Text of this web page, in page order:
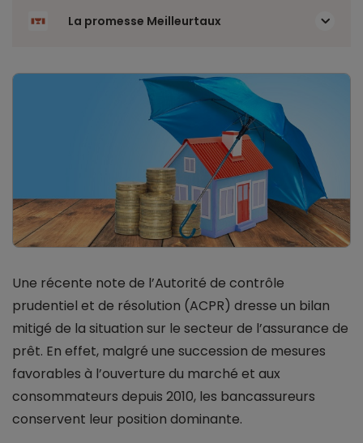
La promesse Meilleurtaux
Une récente note de l’Autorité de contrôle
prudentiel et de résolution (ACPR) dresse un bilan
mitigé de la situation sur le secteur de l’assurance de
prêt. En effet, malgré une succession de mesures
favorables à l’ouverture du marché et aux
consommateurs depuis 2010, les bancassureurs
conservent leur position dominante.